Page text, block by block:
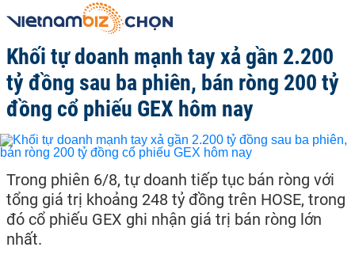
Khối tự doanh mạnh tay xả gần 2.200
tỷ đồng sau ba phiên, bán ròng 200 tỷ
đồng cổ phiếu GEX hôm nay
Trong phiên 6/8, tự doanh tiếp tục bán ròng với
tổng giá trị khoảng 248 tỷ đồng trên HOSE, trong
đó cổ phiếu GEX ghi nhận giá trị bán ròng lớn
nhất.